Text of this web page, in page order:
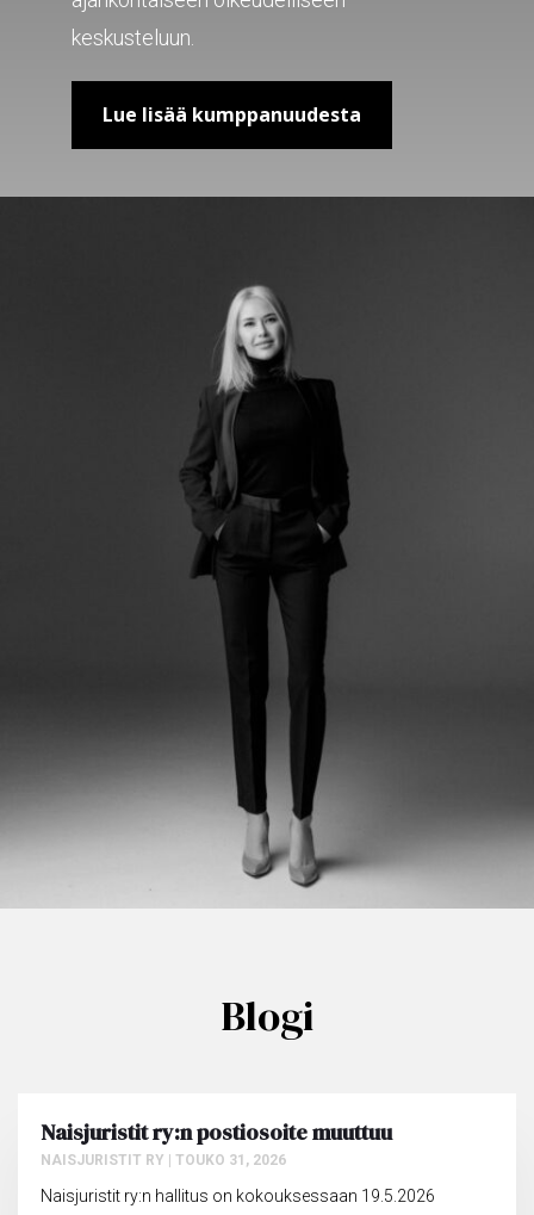
keskusteluun.
Lue lisää kumppanuudesta
Blogi
Naisjuristit ry:n postiosoite muuttuu
NAISJURISTIT RY | TOUKO 31, 2026
Naisjuristit ry:n hallitus on kokouksessaan 19.5.2026